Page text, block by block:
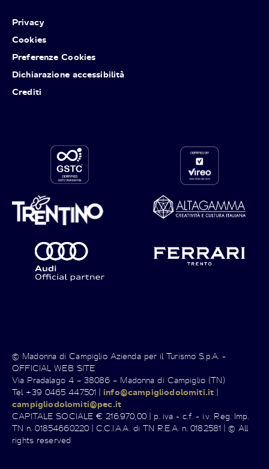
Privacy
Cookies
Preferenze Cookies
Dichiarazione accessibilità
Crediti
© Madonna di Campiglio Azienda per il Turismo S.p.A. -
OFFICIAL WEB SITE
Via Pradalago 4 – 38086 – Madonna di Campiglio (TN)
Tel +39 0465 447501 |info@campigliodolomiti.it |
campigliodolomiti@pec.it
CAPITALE SOCIALE € 216.970,00 | p. iva - c.f. - i.v. Reg. Imp.
TN n. 01854660220 | C.C.I.A.A. di TN R.E.A. n. 0182581 | © All
rights reserved